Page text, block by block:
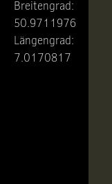
Breitengrad:
50.9711976
Längengrad:
7.0170817